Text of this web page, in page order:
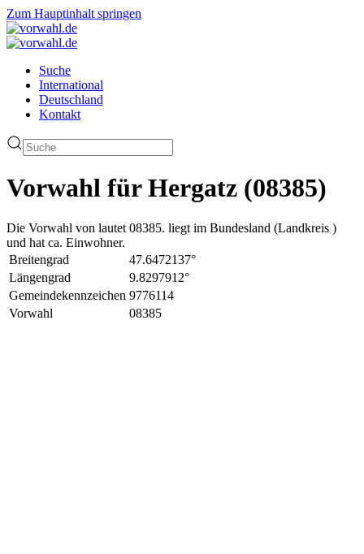
Zum Hauptinhalt springen
Suche
International
Deutschland
Kontakt
Vorwahl für Hergatz (08385)
Die Vorwahl von lautet 08385. liegt im Bundesland (Landkreis )
und hat ca. Einwohner.
Breitengrad
47.6472137°
Längengrad
9.8297912°
Gemeindekennzeichen 9776114
Vorwahl
08385